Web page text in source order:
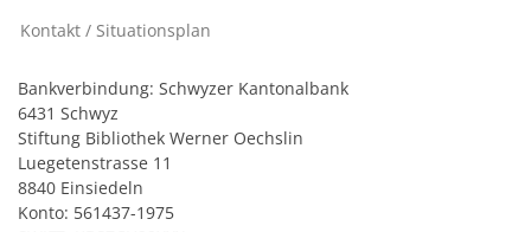
Kontakt / Situationsplan
Bankverbindung: Schwyzer Kantonalbank
6431 Schwyz
Stiftung Bibliothek Werner Oechslin
Luegetenstrasse 11
8840 Einsiedeln
Konto: 561437-1975